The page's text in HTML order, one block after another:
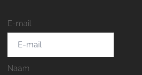
E-mail
Naam